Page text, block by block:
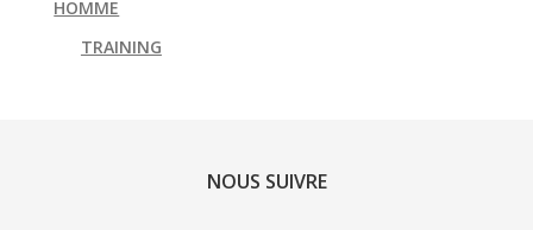
HOMME
TRAINING
NOUS SUIVRE